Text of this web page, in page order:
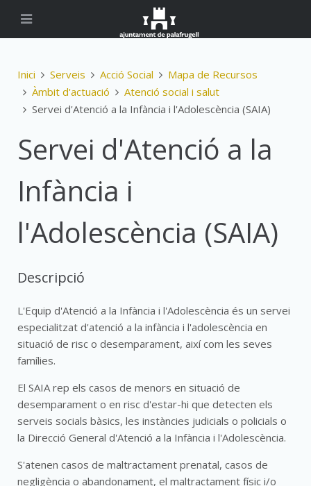
Inici Serveis Acció Social
Mapa de Recursos
Àmbit d'actuació
Atenció social i salut
Servei d'Atenció a la Infància i l'Adolescència (SAIA)
Servei d'Atenció a la
Infància i
l'Adolescència (SAIA)
Descripció
L'Equip d'Atenció a la Infància i l'Adolescència és un servei
especialitzat d'atenció a la infància i l'adolescència en
situació de risc o desemparament, així com les seves
famílies.
El SAIA rep els casos de menors en situació de
desemparament o en risc d'estar-hi que detecten els
serveis socials bàsics, les instàncies judicials o policials o
la Direcció General d'Atenció a la Infància i l'Adolescència.
S'atenen casos de maltractament prenatal, casos de
negligència o abandonament, el maltractament físic i/o